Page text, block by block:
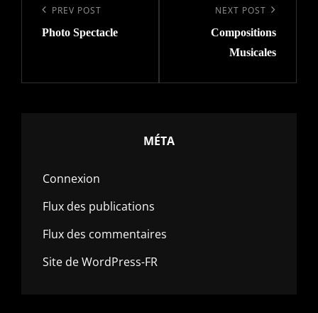
de
l’article
Previous
Post
PREV POST
Photo Spectacle
NEXT POST
Compositions
Musicales
MÉTA
Connexion
Flux des publications
Flux des commentaires
Site de WordPress-FR